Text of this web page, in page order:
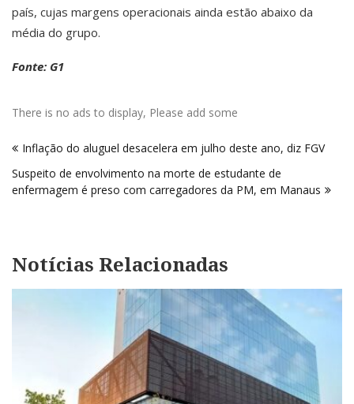
país, cujas margens operacionais ainda estão abaixo da
média do grupo.
Fonte: G1
There is no ads to display, Please add some
de
Post
Inflação do aluguel desacelera em julho deste ano, diz FGV
Suspeito de envolvimento na morte de estudante de
enfermagem é preso com carregadores da PM, em Manaus
Notícias Relacionadas